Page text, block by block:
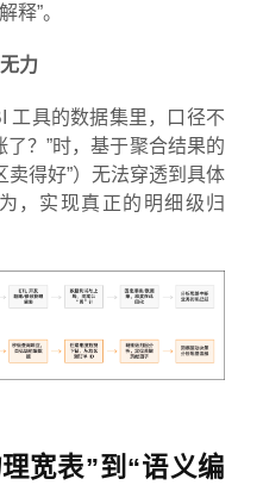
释”。
力
工具的数据集里，口径不
？”时，基于聚合结果的
卖得好”）无法穿透到具体
，实现真正的明细级归
宽表”到“语义编